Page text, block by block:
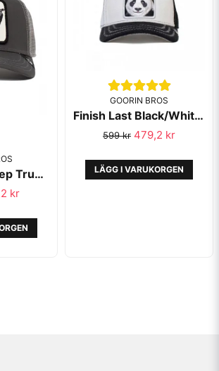
Kids Black Sheep Trucker Animal Farm Grey - Goorin Bros
kr
GOORIN BROS
Finish Last Black/White Trucker Animal Farm - Goorin Bros
599 kr 479,2 kr
LÄGG I VARUKORGEN